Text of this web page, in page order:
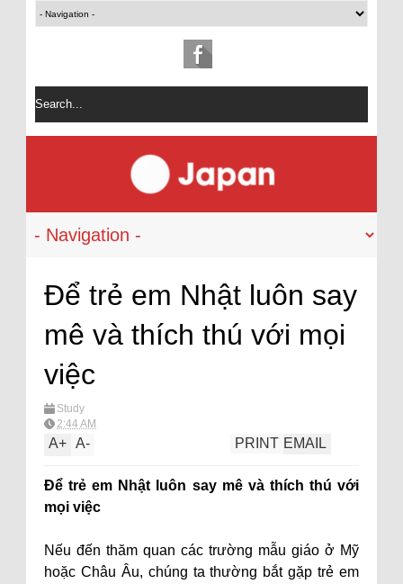
Để trẻ em Nhật luôn say
mê và thích thú với mọi
việc
Study
2:44 AM
A+ A- EMAIL
PRINT
Để trẻ em Nhật luôn say mê và thích thú với
mọi việc
Nếu đến thăm quan các trường mẫu giáo ở Mỹ
hoặc Châu Âu, chúng ta thường bắt gặp trẻ em